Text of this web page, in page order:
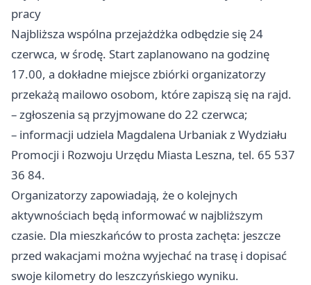
pracy
Najbliższa wspólna przejażdżka odbędzie się 24
czerwca, w środę. Start zaplanowano na godzinę
17.00, a dokładne miejsce zbiórki organizatorzy
przekażą mailowo osobom, które zapiszą się na rajd.
– zgłoszenia są przyjmowane do 22 czerwca;
– informacji udziela Magdalena Urbaniak z Wydziału
Promocji i Rozwoju Urzędu Miasta Leszna, tel. 65 537
36 84.
Organizatorzy zapowiadają, że o kolejnych
aktywnościach będą informować w najbliższym
czasie. Dla mieszkańców to prosta zachęta: jeszcze
przed wakacjami można wyjechać na trasę i dopisać
swoje kilometry do leszczyńskiego wyniku.